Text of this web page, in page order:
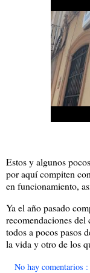
Estos y algunos
por aquí compiten
en funcionamiento,
Ya el año pasado
recomendaciones del
todos a pocos pasos
la vida y otro de los
No hay comentarios :